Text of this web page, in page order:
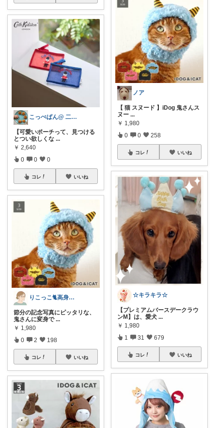
こっぺぱん@ 二児ママのお得生活術🧺
【可愛いポーチって、見つける
とつい欲しくな ...
￥ 2,640
0 0 0
コレ いいね
りこっこ🐈高身長の猫好き🐢
節分の記念写真にピッタリな、
鬼さんに変身で ...
￥ 1,980
0 2 198
コレ いいね
ノア
【 猫 スヌード 】iDog 鬼さんス
ヌー ...
￥ 1,980
0 0 258
コレ いいね
☆キラキラ☆
【プレミアムバースデークラウ
ンM】は、愛犬 ...
￥ 1,980
1 31 679
コレ いいね